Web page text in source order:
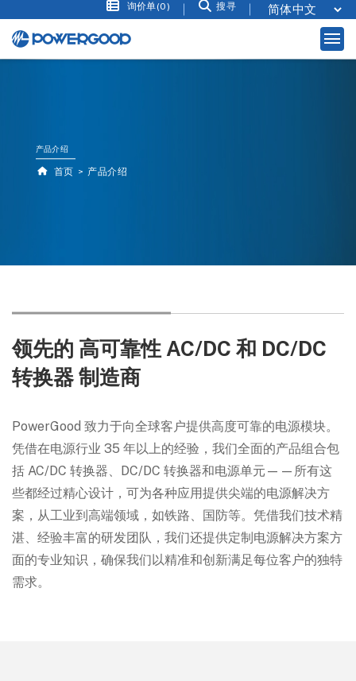
询价单(0) 搜寻
产品介绍
首页 产品介绍
领先的 高可靠性 AC/DC 和 DC/DC
转换器 制造商
PowerGood 致力于向全球客户提供高度可靠的电源模块。
凭借在电源行业 35 年以上的经验，我们全面的产品组合包
括 AC/DC 转换器、DC/DC 转换器和电源单元——所有这
些都经过精心设计，可为各种应用提供尖端的电源解决方
案，从工业到高端领域，如铁路、国防等。凭借我们技术精
湛、经验丰富的研发团队，我们还提供定制电源解决方案方
面的专业知识，确保我们以精准和创新满足每位客户的独特
需求。